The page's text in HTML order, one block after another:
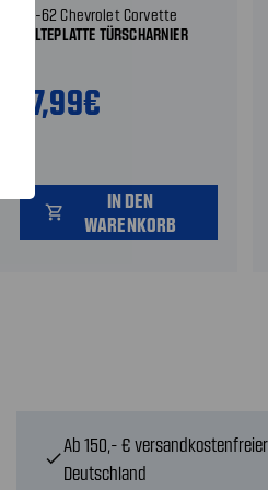
56-62 Chevrolet Corvette
HALTEPLATTE TÜRSCHARNIER
17,99€
shopping_cart
IN DEN
WARENKORB
check
Ab 150,- €
Deutschland